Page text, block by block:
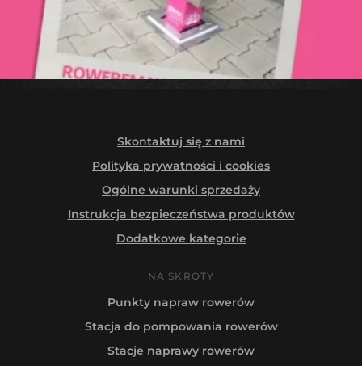
Skontaktuj się z nami
Polityka prywatności i cookies
Ogólne warunki sprzedaży
Instrukcja bezpieczeństwa produktów
Dodatkowe kategorie
NA SKRÓTY
Punkty napraw rowerów
Stacja do pompowania rowerów
Stacje naprawy rowerów